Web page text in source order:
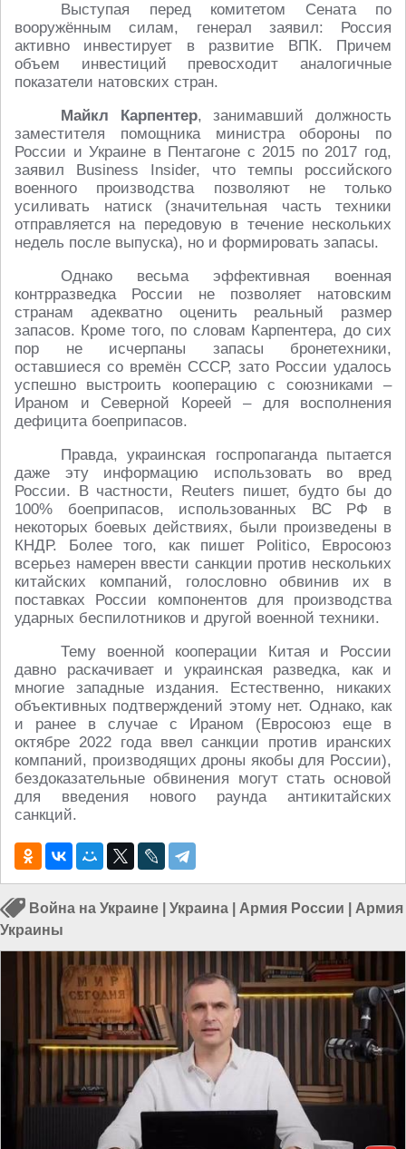
Выступая перед комитетом Сената по
вооружённым силам, генерал заявил: Россия
активно инвестирует в развитие ВПК. Причем
объем инвестиций превосходит аналогичные
показатели натовских стран.
Майкл Карпентер, занимавший должность
заместителя помощника министра обороны по
России и Украине в Пентагоне с 2015 по 2017 год,
заявил Business Insider, что темпы российского
военного производства позволяют не только
усиливать натиск (значительная часть техники
отправляется на передовую в течение нескольких
недель после выпуска), но и формировать запасы.
Однако весьма эффективная военная
контрразведка России не позволяет натовским
странам адекватно оценить реальный размер
запасов. Кроме того, по словам Карпентера, до сих
пор не исчерпаны запасы бронетехники,
оставшиеся со времён СССР, зато России удалось
успешно выстроить кооперацию с союзниками –
Ираном и Северной Кореей – для восполнения
дефицита боеприпасов.
Правда, украинская госпропаганда пытается
даже эту информацию использовать во вред
России. В частности, Reuters пишет, будто бы до
100% боеприпасов, использованных ВС РФ в
некоторых боевых действиях, были произведены в
КНДР. Более того, как пишет Politico, Евросоюз
всерьез намерен ввести санкции против нескольких
китайских компаний, голословно обвинив их в
поставках России компонентов для производства
ударных беспилотников и другой военной техники.
Тему военной кооперации Китая и России
давно раскачивает и украинская разведка, как и
многие западные издания. Естественно, никаких
объективных подтверждений этому нет. Однако, как
и ранее в случае с Ираном (Евросоюз еще в
октябре 2022 года ввел санкции против иранских
компаний, производящих дроны якобы для России),
бездоказательные обвинения могут стать основой
для введения нового раунда антикитайских
санкций.
Война на Украине Украина Армия России
Армия
Украины